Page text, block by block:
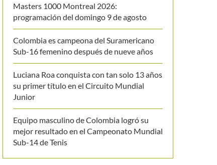
Masters 1000 Montreal 2026:
programación del domingo 9 de agosto
Colombia es campeona del Suramericano
Sub-16 femenino después de nueve años
Luciana Roa conquista con tan solo 13 años
su primer título en el Circuito Mundial
Junior
Equipo masculino de Colombia logró su
mejor resultado en el Campeonato Mundial
Sub-14 de Tenis